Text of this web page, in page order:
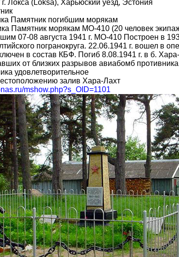
Локса (Loksa), Харьюский уезд, Эстония
Памятник погибшим морякам
Памятник морякам МО-410 (20 человек
07-08 августа 1941 г. МО-410 Построен в
погранокруга. 22.06.1941 г. вошел в
в состав КБФ. Погиб 8.08.1941 г. в б.
от близких разрывов авиабомб
удовлетворительное
залив Хара-Лахт
mshow.php?s_OID=1101